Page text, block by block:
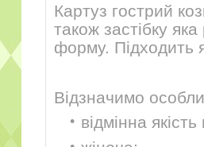
Картуз гострий
також застібку
форму. Підходить
Відзначимо
відмінна